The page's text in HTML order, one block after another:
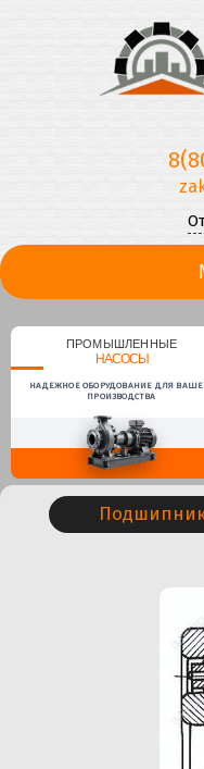
ПРОМЫШЛЕННЫЕ
НАСОСЫ
НАДЕЖНОЕ ОБОРУДОВАНИЕ ДЛЯ
ПРОИЗВОДСТВА